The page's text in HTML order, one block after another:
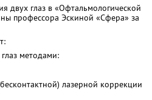
двух глаз в «Офтальмологической
профессора Эскиной «Сфера» за
методами:
лазерной коррекции